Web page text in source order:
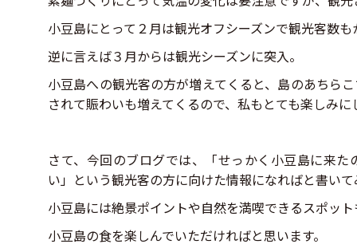
小豆島にとって２月は観光オフシーズンで観光客数
逆に言えば３月からは観光シーズンに突入。
小豆島への観光客の方が増えてくると、島のあちら
されて賑わいも増えてくるので、私もとても楽しみに
さて、今回のブログでは、「せっかく小豆島に来
い」という観光客の方に向けた情報になればと書い
小豆島には絶景ポイントや自然を満喫できるスポッ
小豆島の食を楽しんでいただければと思います。